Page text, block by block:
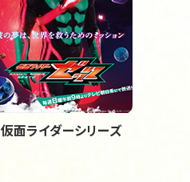
仮面ライダーシリーズ